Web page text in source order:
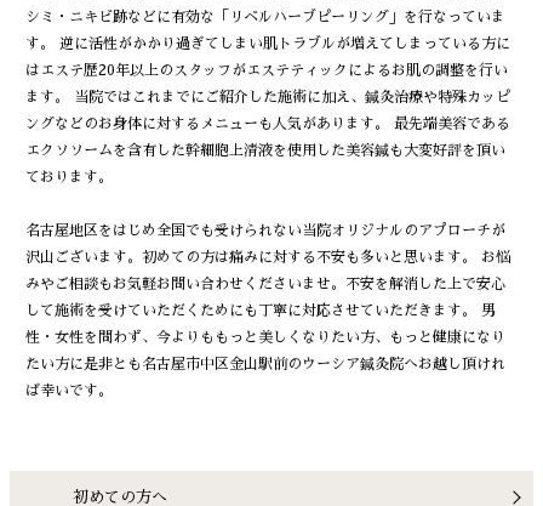
シミ・ニキビ跡などに有効な「リベルハーブピーリング」を行なっていま
す。 逆に活性がかかり過ぎてしまい肌トラブルが増えてしまっている方に
はエステ歴20年以上のスタッフがエステティックによるお肌の調整を行い
ます。 当院ではこれまでにご紹介した施術に加え、鍼灸治療や特殊カッピ
ングなどのお身体に対するメニューも人気があります。 最先端美容である
エクソソームを含有した幹細胞上清液を使用した美容鍼も大変好評を頂い
ております。
名古屋地区をはじめ全国でも受けられない当院オリジナルのアプローチが
沢山ございます。初めての方は痛みに対する不安も多いと思います。 お悩
みやご相談もお気軽お問い合わせくださいませ。不安を解消した上で安心
して施術を受けていただくためにも丁寧に対応させていただきます。 男
性・女性を問わず、今よりももっと美しくなりたい方、もっと健康になり
たい方に是非とも名古屋市中区金山駅前のウーシア鍼灸院へお越し頂けれ
ば幸いです。
初めての方へ